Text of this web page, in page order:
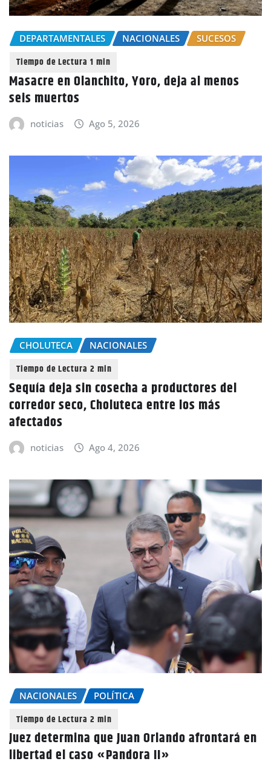
DEPARTAMENTALES NACIONALES SUCESOS
Masacre en Olanchito, Yoro, deja al menos
seis muertos
noticias Ago 5, 2026
CHOLUTECA NACIONALES
Sequía deja sin cosecha a productores del
corredor seco, Choluteca entre los más
afectados
noticias Ago 4, 2026
NACIONALES POLÍTICA
Juez determina que Juan Orlando afrontará en
libertad el caso «Pandora II»